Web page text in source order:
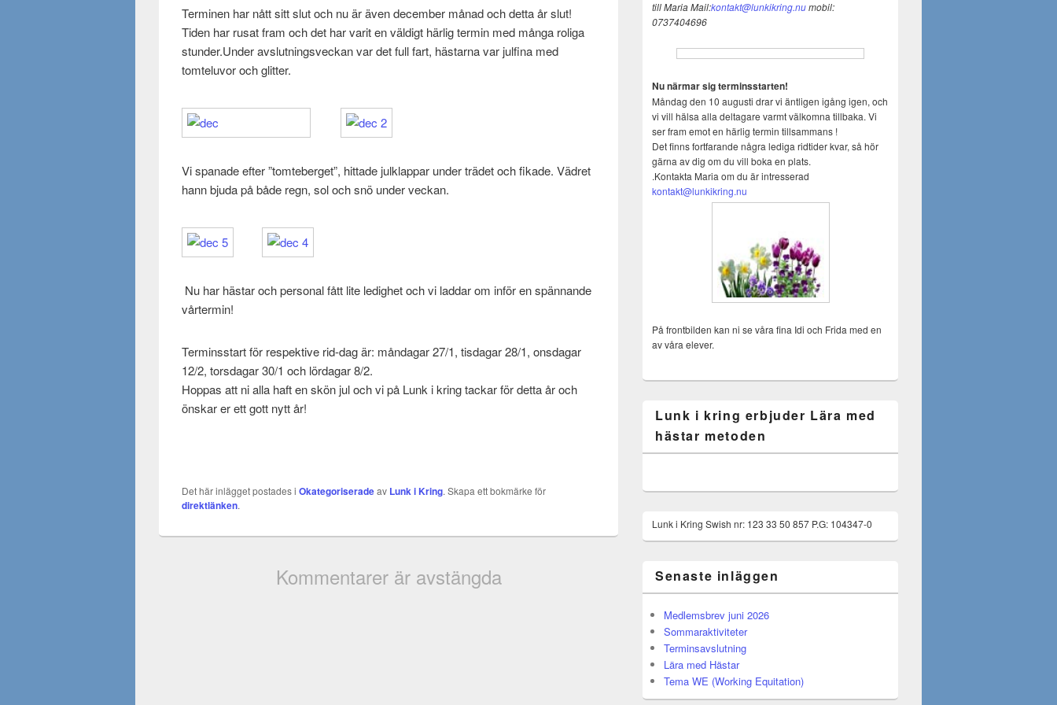
Terminen har nått sitt slut och nu är även december månad och detta år slut!
Tiden har rusat fram och det har varit en väldigt härlig termin med många roliga
stunder.Under avslutningsveckan var det full fart, hästarna var julfina med
tomteluvor och glitter.
Vi spanade efter ”tomteberget”, hittade julklappar under trädet och fikade. Vädret
hann bjuda på både regn, sol och snö under veckan.
Nu har hästar och personal fått lite ledighet och vi laddar om inför en spännande
vårtermin!
Terminsstart för respektive rid-dag är: måndagar 27/1, tisdagar 28/1, onsdagar
12/2, torsdagar 30/1 och lördagar 8/2.
Hoppas att ni alla haft en skön jul och vi på Lunk i kring tackar för detta år och
önskar er ett gott nytt år!
Det här inlägget postades iOkategoriseradeav Lunk i Kring. Skapa ett bokmärke för
direktlänken.
Kommentarer är avstängda
till MariaMail:kontakt@lunkikring.numobil:
0737404696
Nu närmar sig terminsstarten!
Måndag den 10 augusti drar vi äntligen igång igen, och
vi vill hälsa alla deltagare varmt välkomna tillbaka. Vi
ser fram emot en härlig termin tillsammans !
Det finns fortfarande några lediga ridtider kvar, så hör
gärna av dig om du vill boka en plats.
.Kontakta Maria om du är intresserad
kontakt@lunkikring.nu
På frontbilden kan ni se våra fina Idi och Frida med en
av våra elever.
Lunk i kring erbjuder Lära med
hästar metoden
Lunk i Kring Swish nr: 123 33 50 857 P.G: 104347-0
Senaste inläggen
Medlemsbrev juni 2026
Sommaraktiviteter
Terminsavslutning
Lära med Hästar
Tema WE (Working Equitation)